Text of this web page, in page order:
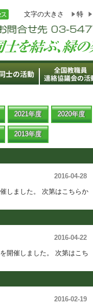
文字の大きさ 特
2021年度 2020年度
2013年度
2016-04-28
しました。 次第はこちらか
2016-04-22
開催しました。 次第はこち
2016-02-19